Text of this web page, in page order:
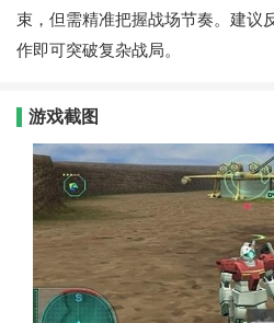
束，但需精准把握战场节奏。建议
作即可突破复杂战局。
游戏截图